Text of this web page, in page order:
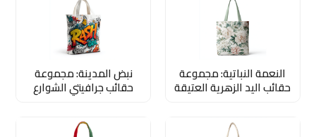
النعمة النباتية: مجموعة
حقائب اليد الزهرية العتيقة
نبض المدينة: مجموعة
حقائب جرافيتي الشوارع